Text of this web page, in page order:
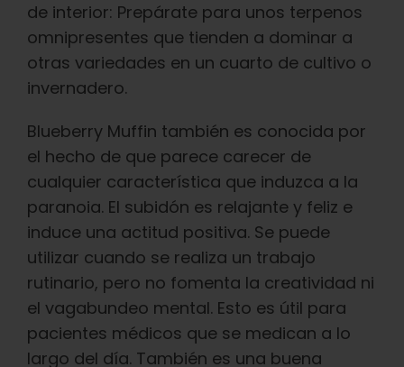
de interior: Prepárate para unos terpenos
omnipresentes que tienden a dominar a
otras variedades en un cuarto de cultivo o
invernadero.
Blueberry Muffin también es conocida por
el hecho de que parece carecer de
cualquier característica que induzca a la
paranoia. El subidón es relajante y feliz e
induce una actitud positiva. Se puede
utilizar cuando se realiza un trabajo
rutinario, pero no fomenta la creatividad ni
el vagabundeo mental. Esto es útil para
pacientes médicos que se medican a lo
largo del día. También es una buena